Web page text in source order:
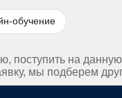
обучение
поступить на
мы подберем